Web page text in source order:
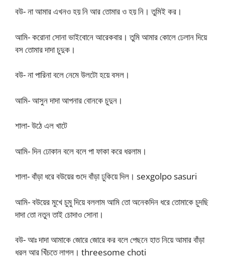
বউ- না আমার এখনও হয় নি আর তোমার ও হয় নি। তুমিই কর।
আমি- করোনা সোনা ভাইবোনে আরেকবার। তুমি আমার কোলে ঢেলান দিয়ে
বস তোমার দাদা চুদুক।
বউ- না পারিনা বলে নেমে উলটো হয়ে বসল।
আমি- আসুন দাদা আপনার বোনকে চুদুন।
শালা- উঠে এল খাটে
আমি- দিন ঢোকান বলে বলে পা ফাকা করে ধরলাম।
শালা- বাঁড়া ধরে বউয়ের গুদে বাঁড়া ঢুকিয়ে দিল। sexgolpo sasuri
আমি- বউয়ের মুখে চুমু দিয়ে বললাম আমি তো অনেকদিন ধরে তোমাকে চুদছি
দাদা তো নতুন তাই চোদাও সোনা।
বউ- আঃ দাদা আমাকে জোরে জোরে কর বলে পেছনে হাত নিয়ে আমার বাঁড়া
ধরল আর খিঁচতে লাগল। threesome choti